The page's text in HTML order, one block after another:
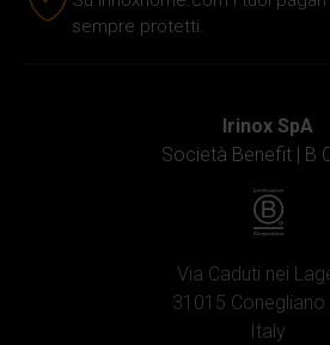
loro servizi.sempre protetti.
Irinox SpA
Società Benefit | B
Via Caduti nei
31015 Conegliano
Italy